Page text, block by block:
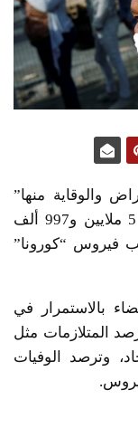
والوقاية منها”
للاتحاد الإفريقي تسجيل الدول الأعضاء 5 ملايين و997 ألف
ألفا و600 وفاة بسبب فيروس “كورونا”
بالاستمرار في
المتلازمات مثل
وترصد الوفيات